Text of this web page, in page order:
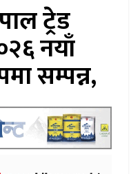
ट्रेड
नयाँ
सम्पन्न,